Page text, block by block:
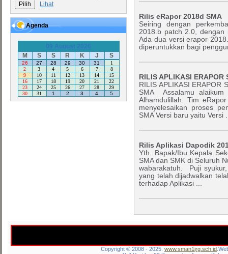
Lihat
Agenda
09 August 2026
M
S S R K J S
26 27 28 29 30 31
1
2
3 4 5 6 7
8
9
10 11 12 13 14
15
16
17 18 19 20 21
22
23
24 25 26 27 28
29
30
31 1 2 3 4 5
Rilis eRapor 2018d SMA
Seiring dengan
2018.b patch 2.0,
Ada dua versi erapor
diperuntukkan bagi
RILIS APLIKASI ERAPOR
RILIS APLIKASI ERAPOR
SMA Assalamu alaikum
Alhamdulillah. Tim
menyelesaikan proses
SMA Versi baru yaitu Versi
Rilis Aplikasi Dapodik
Yth. Bapak/Ibu Kepala
SMA dan SMK di Seluruh
wabarakatuh. Puji
yang telah dijadwalkan
terhadap Aplikasi ...
Copyright © 2008 - 2025. www.sman1jrg.sch.id